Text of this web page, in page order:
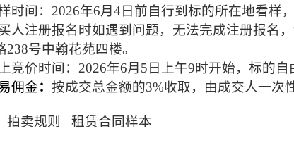
时间： 2026年6月 4日前自行到标的所在地看样
人注册报名时如遇到问题，无法完成注册报名
238号中翰花苑四楼。
竞价时间： 2026年6月 5 日上午9时开始，标的自
佣金： 按成交总金额的3%收取， 由成交人一次
拍卖规则 租赁合同样本